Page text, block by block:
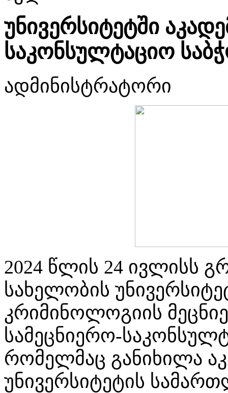
უნივერსიტეტში
საკონსულტაციო
ადმინისტრატორი
2024 წლის 24 ივლისს
სახელობის
კრიმინოლოგიის
სამეცნიერო-
რომელმაც განიხილა
უნივერსიტეტის